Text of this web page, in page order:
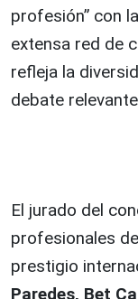
profesión” con
extensa red de
refleja la
debate
El jurado del
profesionales
prestigio
Paredes, Bet